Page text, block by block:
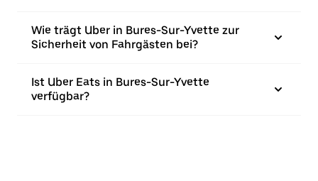
Wie trägt Uber in Bures-Sur-Yvette zur
Sicherheit von Fahrgästen bei?
Ist Uber Eats in Bures-Sur-Yvette
verfügbar?